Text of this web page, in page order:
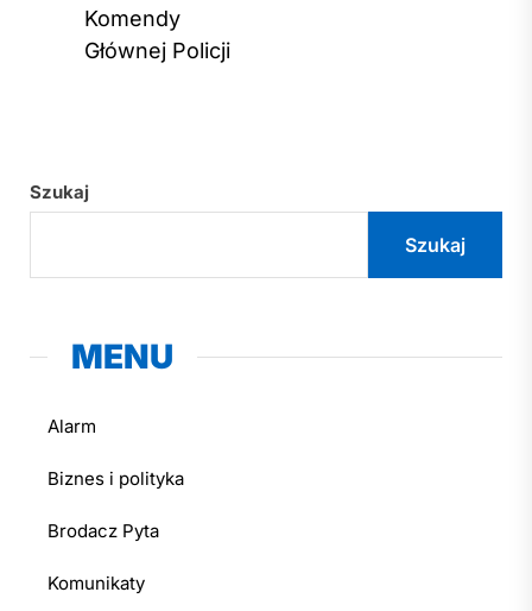
Komendy
Głównej Policji
Szukaj
Szukaj
MENU
Alarm
Biznes i polityka
Brodacz Pyta
Komunikaty